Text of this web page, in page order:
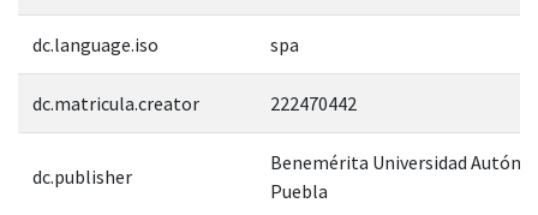
dc.language.iso spa
dc.matricula.creator 222470442
dc.publisher
Benemérita Universidad
Puebla